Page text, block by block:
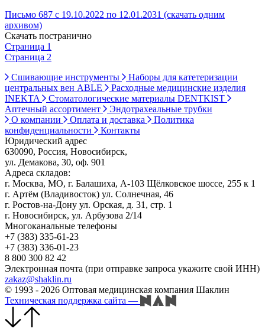
Письмо 687 с 19.10.2022 по 12.01.2031 (скачать одним
архивом)
Скачать постранично
Страница 1
Страница 2
Сшивающие инструменты
Наборы для катетеризации
центральных вен ABLE
Расходные медицинские изделия
INEKTA
Стоматологические материалы DENTKIST
Аптечный ассортимент
Эндотрахеальные трубки
О компании
Оплата и доставка
Политика
конфиденциальности
Контакты
Юридический адрес
630090, Россия, Новосибирск,
ул. Демакова, 30, оф. 901
Адреса складов:
г. Москва, МО, г. Балашиха, А-103 Щёлковское шоссе, 255 к 1
г. Артём (Владивосток) ул. Солнечная, 46
г. Ростов-на-Дону ул. Орская, д. 31, стр. 1
г. Новосибирск, ул. Арбузова 2/14
Многоканальные телефоны
+7 (383) 335-61-23
+7 (383) 336-01-23
8 800 300 82 42
Электронная почта (при отправке запроса укажите свой ИНН)
zakaz@shaklin.ru
© 1993 - 2026 Оптовая медицинская компания Шаклин
Техническая поддержка сайта —